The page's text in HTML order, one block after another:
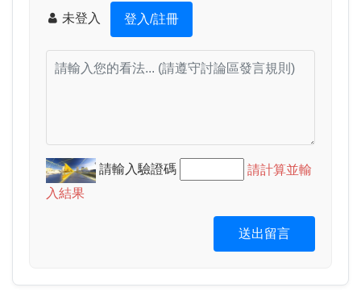
未登入 登入/註冊
請輸入驗證碼
請計算並輸
入結果
送出留言